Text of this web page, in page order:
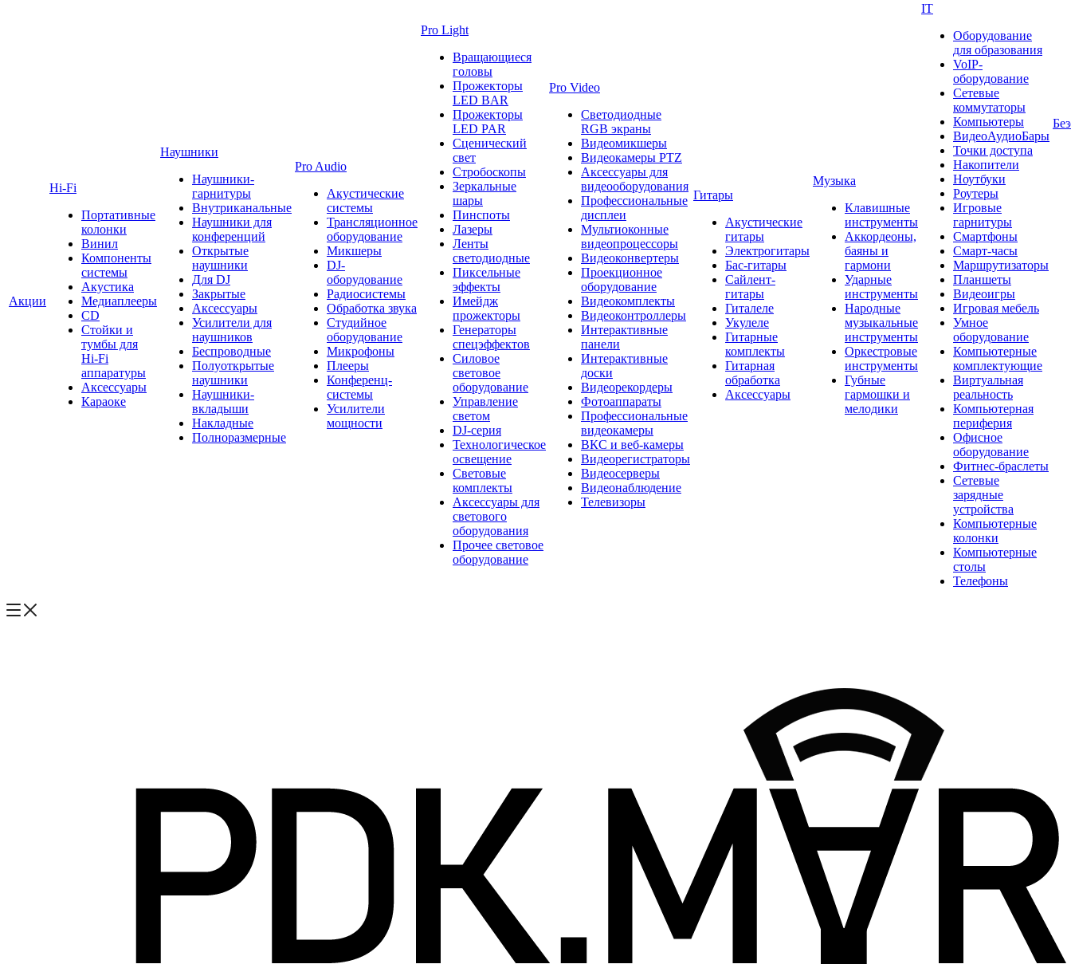
Акции
Hi-Fi
Портативные
колонки
Винил
Компоненты
системы
Акустика
Медиаплееры
CD
Стойки и
тумбы для
Hi-Fi
аппаратуры
Аксессуары
Караоке
Наушники
Наушники-
гарнитуры
Внутриканальные
Наушники для
конференций
Открытые
наушники
Для DJ
Закрытые
Аксессуары
Усилители для
наушников
Беспроводные
Полуоткрытые
наушники
Наушники-
вкладыши
Накладные
Полноразмерные
Pro Audio
Акустические
системы
Трансляционное
оборудование
Микшеры
DJ-
оборудование
Радиосистемы
Обработка звука
Студийное
оборудование
Микрофоны
Плееры
Конференц-
системы
Усилители
мощности
Pro Light
Вращающиеся
головы
Прожекторы
LED BAR
Прожекторы
LED PAR
Сценический
свет
Стробоскопы
Зеркальные
шары
Пинспоты
Лазеры
Ленты
светодиодные
Пиксельные
эффекты
Имейдж
прожекторы
Генераторы
спецэффектов
Силовое
световое
оборудование
Управление
светом
DJ-серия
Технологическое
освещение
Световые
комплекты
Аксессуары для
светового
оборудования
Прочее световое
оборудование
Pro Video
Светодиодные
RGB экраны
Видеомикшеры
Видеокамеры PTZ
Аксессуары для
видеооборудования
Профессиональные
дисплеи
Мультиоконные
видеопроцессоры
Видеоконвертеры
Проекционное
оборудование
Видеокомплекты
Видеоконтроллеры
Интерактивные
панели
Интерактивные
доски
Видеорекордеры
Фотоаппараты
Профессиональные
видеокамеры
ВКС и веб-камеры
Видеорегистраторы
Видеосерверы
Видеонаблюдение
Телевизоры
Гитары
Акустические
гитары
Электрогитары
Бас-гитары
Сайлент-
гитары
Гиталеле
Укулеле
Гитарные
комплекты
Гитарная
обработка
Аксессуары
Музыка
Клавишные
инструменты
Аккордеоны,
баяны и
гармони
Ударные
инструменты
Народные
музыкальные
инструменты
Оркестровые
инструменты
Губные
гармошки и
мелодики
IT
Оборудование
для образования
VoIP-
оборудование
Сетевые
коммутаторы
Компьютеры
ВидеоАудиоБары
Точки доступа
Накопители
Ноутбуки
Роутеры
Игровые
гарнитуры
Смартфоны
Смарт-часы
Маршрутизаторы
Планшеты
Видеоигры
Игровая мебель
Умное
оборудование
Компьютерные
комплектующие
Виртуальная
реальность
Компьютерная
периферия
Офисное
оборудование
Фитнес-браслеты
Сетевые
зарядные
устройства
Компьютерные
колонки
Компьютерные
столы
Телефоны